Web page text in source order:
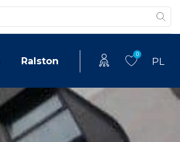
Ralston
0
PL